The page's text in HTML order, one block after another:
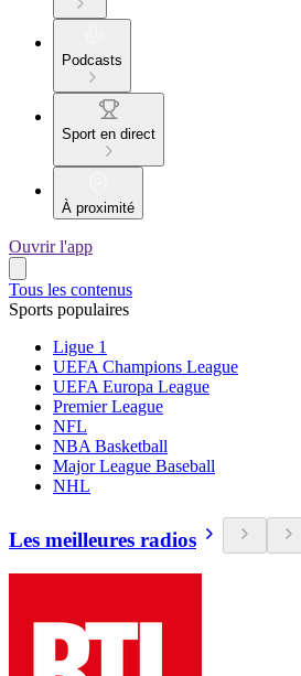
Podcasts
Sport en direct
À proximité
Ouvrir l'app
Tous les contenus
Sports populaires
Ligue 1
UEFA Champions League
UEFA Europa League
Premier League
NFL
NBA Basketball
Major League Baseball
NHL
Les meilleures radios